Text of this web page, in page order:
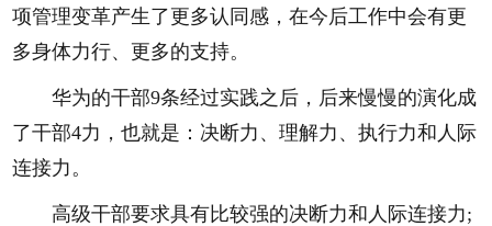
项管理变革产生了更多认同感，在今后工作中会有更
多身体力行、更多的支持。
华为的干部9条经过实践之后，后来慢慢的演化成
了干部4力，也就是：决断力、理解力、执行力和人际
连接力。
高级干部要求具有比较强的决断力和人际连接力;